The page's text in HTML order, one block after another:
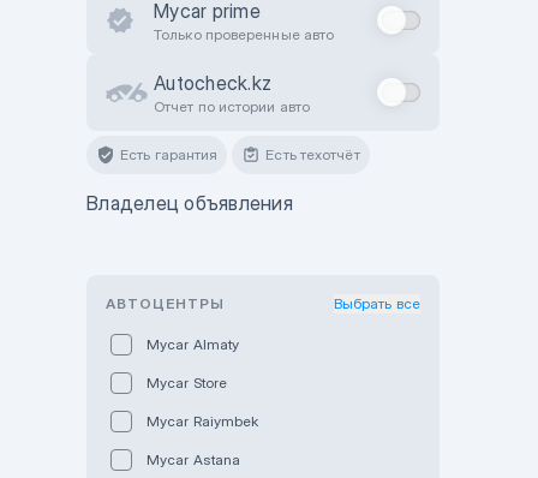
Mycar prime
Только проверенные авто
Autocheck.kz
Отчет по истории авто
Есть гарантия Есть техотчёт
Владелец объявления
АВТОЦЕНТРЫ Выбрать все
Mycar Almaty
Mycar Store
Mycar Raiymbek
Mycar Astana